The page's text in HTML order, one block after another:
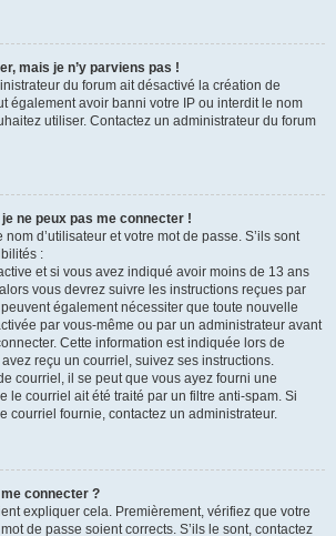
mais je n’y parviens pas !
du forum ait désactivé la création de
également avoir banni votre IP ou interdit le nom
utiliser. Contactez un administrateur du forum
ne peux pas me connecter !
d’utilisateur et votre mot de passe. S’ils sont
:
et si vous avez indiqué avoir moins de 13 ans
vous devrez suivre les instructions reçues par
également nécessiter que toute nouvelle
par vous-même ou par un administrateur avant
Cette information est indiquée lors de
avez reçu un courriel, suivez ses instructions.
courriel, il se peut que vous ayez fourni une
le courriel ait été traité par un filtre anti-spam. Si
courriel fournie, contactez un administrateur.
connecter ?
expliquer cela. Premièrement, vérifiez que votre
de passe soient corrects. S’ils le sont, contactez